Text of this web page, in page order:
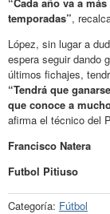
temporadas”,
López, sin lugar a
espera seguir dando
últimos fichajes,
“Tendrá que
que conoce a
afirma el técnico del
Francisco Natera
Futbol Pitiuso
Categoría: Fútbol